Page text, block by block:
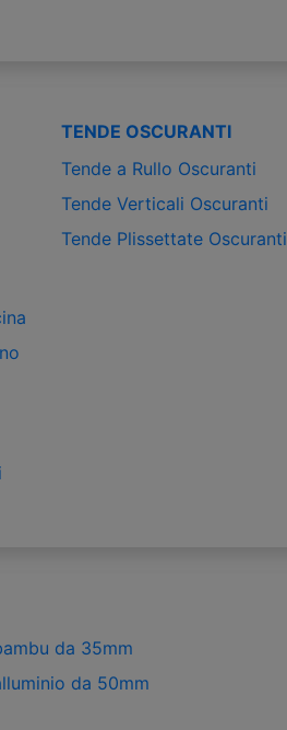
TENDE OSCURANTI
Tende a Rullo Oscuranti
Tende Verticali Oscuranti
Tende Plissettate Oscuranti
da 35mm
da 50mm